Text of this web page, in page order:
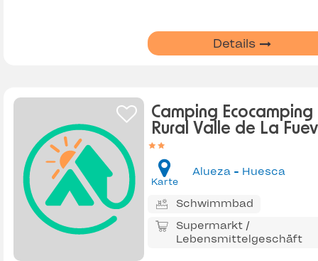
Details
Camping Ecocamping
Rural Valle de La
Karte
Alueza - Huesca
Schwimmbad
Supermarkt /
Lebensmittelgeschäft